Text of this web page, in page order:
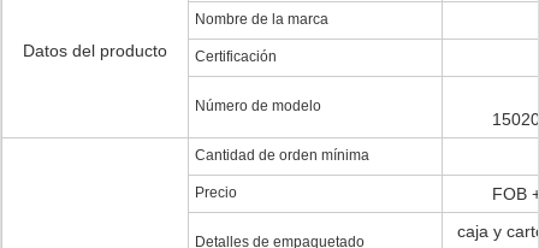
Datos del producto
Nombre de la marca
Certificación
Número de modelo
Cantidad de orden mínima
Precio FOB
Detalles de empaquetado
caja y